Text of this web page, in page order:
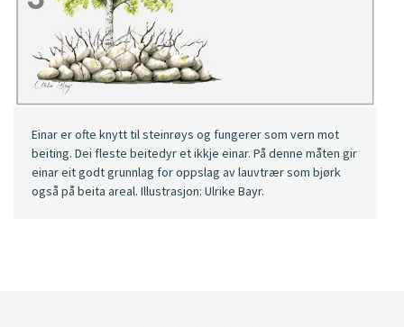
Einar er ofte knytt til steinrøys og fungerer som vern mot
beiting. Dei fleste beitedyr et ikkje einar. På denne måten gir
einar eit godt grunnlag for oppslag av lauvtrær som bjørk
også på beita areal. Illustrasjon: Ulrike Bayr.